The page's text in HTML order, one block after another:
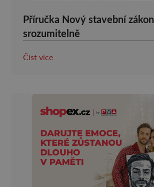
Příručka Nový stavební zákon
srozumitelně
Číst více